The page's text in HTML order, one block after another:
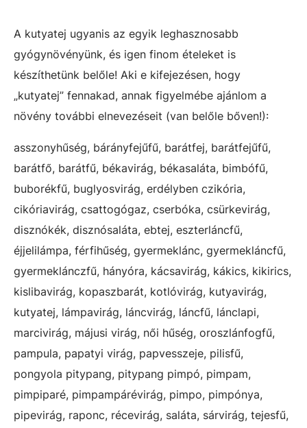
A kutyatej ugyanis az egyik leghasznosabb
gyógynövényünk, és igen finom ételeket is
készíthetünk belőle! Aki e kifejezésen, hogy
„kutyatej” fennakad, annak figyelmébe ajánlom a
növény további elnevezéseit (van belőle bőven!):
asszonyhűség, bárányfejűfű, barátfej, barátfejűfű,
barátfő, barátfű, békavirág, békasaláta, bimbófű,
buborékfű, buglyosvirág, erdélyben czikória,
cikóriavirág, csattogógaz, cserbóka, csürkevirág,
disznókék, disznósaláta, ebtej, eszterláncfű,
éjjelilámpa, férfihűség, gyermeklánc, gyermekláncfű,
gyermeklánczfű, hányóra, kácsavirág, kákics, kikirics,
kislibavirág, kopaszbarát, kotlóvirág, kutyavirág,
kutyatej, lámpavirág, láncvirág, láncfű, lánclapi,
marcivirág, májusi virág, női hűség, oroszlánfogfű,
pampula, papatyi virág, papvesszeje, pilisfű,
pongyola pitypang, pitypang pimpó, pimpam,
pimpiparé, pimpampárévirág, pimpo, pimpónya,
pipevirág, raponc, récevirág, saláta, sárvirág, tejesfű,